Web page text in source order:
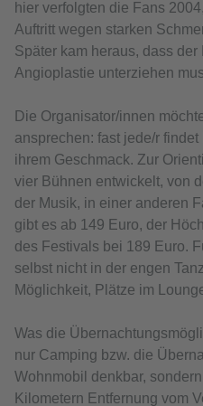
hier verfolgten die Fans
Auftritt wegen starken
Später kam heraus, dass
Angioplastie unterziehen
Die Organisator/innen
ansprechen: fast jede/r
ihrem Geschmack. Zur
vier Bühnen entwickelt, von
der Musik, in einer anderen
gibt es ab 149 Euro, der
des Festivals bei 189 Euro.
selbst nicht in der engen
Möglichkeit, Plätze im
Was die
nur Camping bzw. die
Wohnmobil denkbar,
Kilometern Entfernung vom